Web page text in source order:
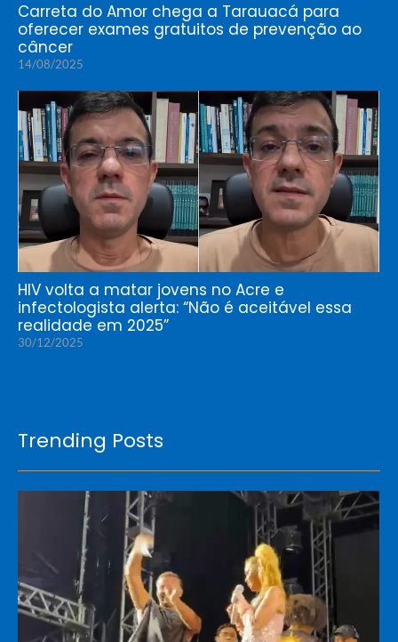
Carreta do Amor chega a Tarauacá para
oferecer exames gratuitos de prevenção ao
câncer
14/08/2025
HIV volta a matar jovens no Acre e
infectologista alerta: “Não é aceitável essa
realidade em 2025”
30/12/2025
Trending Posts